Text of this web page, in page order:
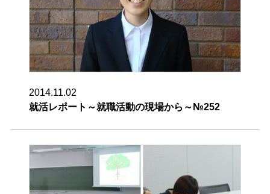
2014.11.02
就活レポート～就職活動の現場から～№252